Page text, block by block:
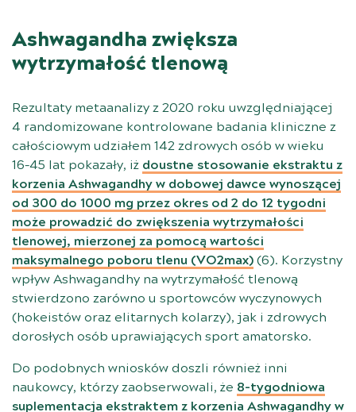
Ashwagandha zwiększa
wytrzymałość tlenową
Rezultaty metaanalizy z 2020 roku uwzględniającej
4 randomizowane kontrolowane badania kliniczne z
całościowym udziałem 142 zdrowych osób w wieku
16–45 lat pokazały, iż doustne stosowanie ekstraktu z
korzenia Ashwagandhy w dobowej dawce wynoszącej
od 300 do 1000 mg przez okres od 2 do 12 tygodni
może prowadzić do zwiększenia wytrzymałości
tlenowej, mierzonej za pomocą wartości
maksymalnego poboru tlenu (VO2max)(6). Korzystny
wpływ Ashwagandhy na wytrzymałość tlenową
stwierdzono zarówno u sportowców wyczynowych
(hokeistów oraz elitarnych kolarzy), jak i zdrowych
dorosłych osób uprawiających sport amatorsko.
Do podobnych wniosków doszli również inni
naukowcy, którzy zaobserwowali, że 8-tygodniowa
suplementacja ekstraktem z korzenia Ashwagandhy w